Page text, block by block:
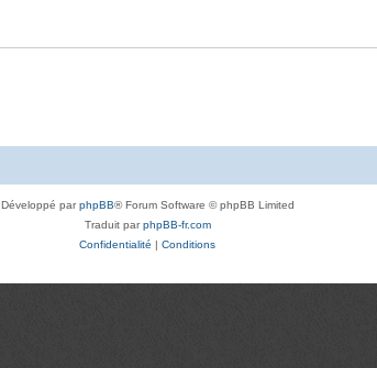
Développé parphpBB® Forum Software © phpBB Limited
Traduit parphpBB-fr.com
Confidentialité | Conditions